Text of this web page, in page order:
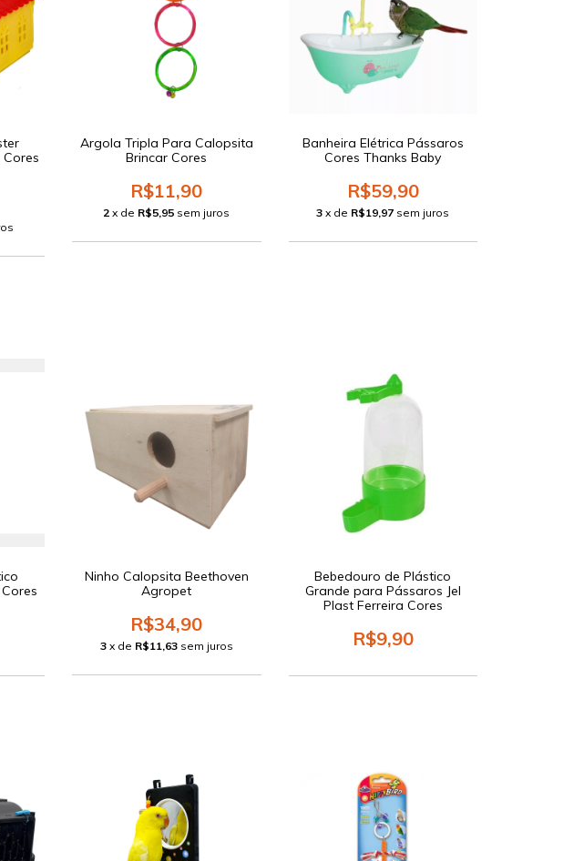
Argola Tripla Para Calopsita
Brincar Cores
R$11,90
2 x de R$5,95 sem juros
Banheira Elétrica Pássaros
Cores Thanks Baby
R$59,90
3 x de R$19,97 sem juros
Ninho Calopsita Beethoven
Agropet
R$34,90
3 x de R$11,63 sem juros
Bebedouro de Plástico
Grande para Pássaros Jel
Plast Ferreira Cores
R$9,90